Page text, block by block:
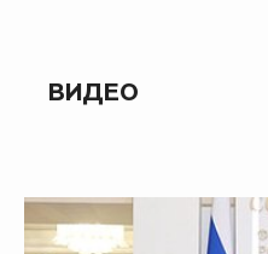
ВИДЕО